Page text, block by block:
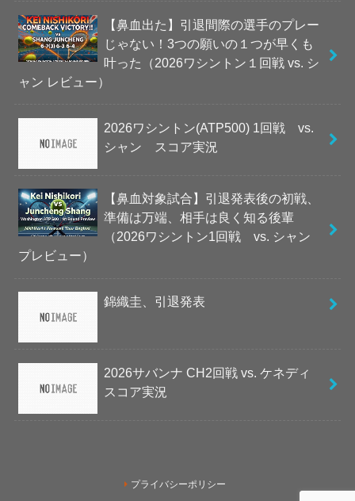
【鼻血出た】引退間際の選手のプレー
じゃない！3つの願いの１つが早くも
叶った（2026ワシントン１回戦 vs. シ
ャン レビュー）
2026ワシントン(ATP500) 1回戦 vs.
シャン スコア実況
【鼻血対象試合】引退発表後の初戦、
準備は万端、相手は良く知る後輩
（2026ワシントン1回戦 vs. シャン
プレビュー）
錦織圭、引退発表
2026サバンナ CH2回戦 vs. ケネディ
スコア実況
プライバシーポリシー